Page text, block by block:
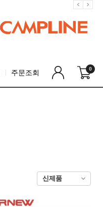
주문조회 0